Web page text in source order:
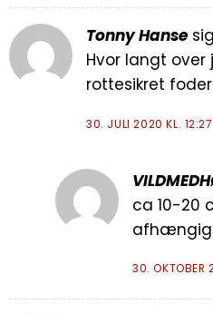
Tonny Hanse
Hvor langt over
rottesikret
30. JULI 2020 KL. 12:27
ca 10-20
afhængig
30. OKTOBER